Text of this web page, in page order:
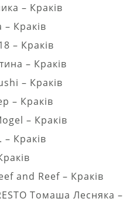
– Краків
Краків
– Краків
– Краків
– Краків
– Краків
– Краків
– Краків
and Reef – Краків
Томаша Лесняка –